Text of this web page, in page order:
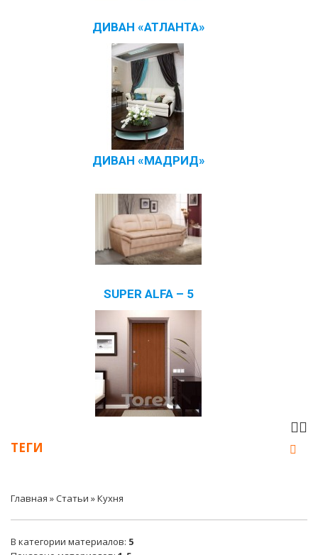
ДИВАН «АТЛАНТА»
ДИВАН «МАДРИД»
SUPER ALFA – 5
ТЕГИ
Главная »Статьи » Кухня
В категории материалов: 5